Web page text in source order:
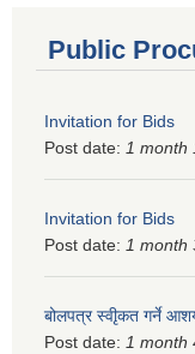
Public
Invitation for Bids
Post date: 1 month
Invitation for Bids
Post date: 1 month
बोलपत्र स्वीृकत गर्ने
Post date: 1 month